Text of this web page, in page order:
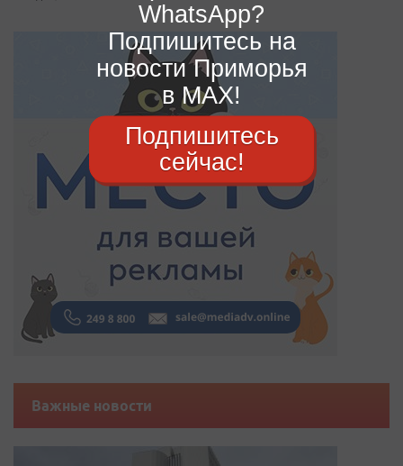
Важные новости
WhatsApp?
Подпишитесь на
новости Приморья
в MAX!
Подпишитесь
сейчас!